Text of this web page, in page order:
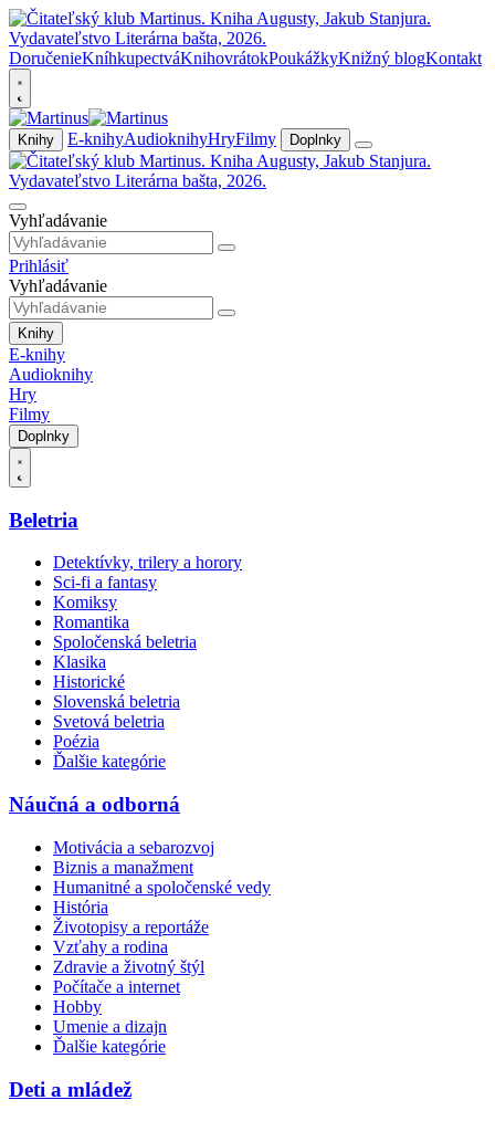
DoručenieKníhkupectváKnihovrátokPoukážkyKnižný blogKontakt
Knihy E-knihyAudioknihyHryFilmy Doplnky
Vyhľadávanie
Prihlásiť
Vyhľadávanie
Knihy
E-knihy
Audioknihy
Hry
Filmy
Doplnky
Beletria
Detektívky, trilery a horory
Sci-fi a fantasy
Komiksy
Romantika
Spoločenská beletria
Klasika
Historické
Slovenská beletria
Svetová beletria
Poézia
Ďalšie kategórie
Náučná a odborná
Motivácia a sebarozvoj
Biznis a manažment
Humanitné a spoločenské vedy
História
Životopisy a reportáže
Vzťahy a rodina
Zdravie a životný štýl
Počítače a internet
Hobby
Umenie a dizajn
Ďalšie kategórie
Deti a mládež